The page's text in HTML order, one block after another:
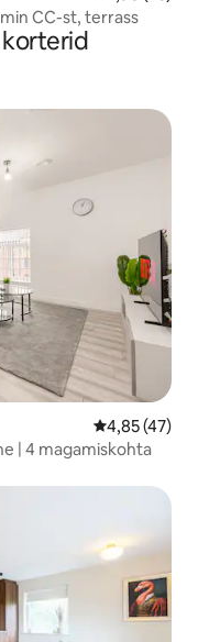
CC-st, terrass
Keskmine
4,85 (47)
| 4 magamiskohta